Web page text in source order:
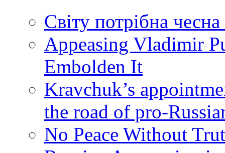
Світу потрібна
Appeasing Vladimir
Embolden It
Kravchuk’s
the road of pro-
No Peace Without